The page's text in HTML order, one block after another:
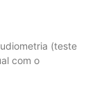
(teste
com o